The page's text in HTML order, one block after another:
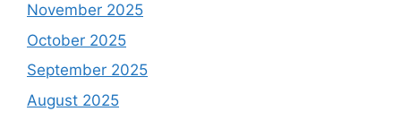
November 2025
October 2025
September 2025
August 2025